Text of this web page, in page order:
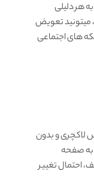
هر دلیلی
قوانین، میتونید تعویض
های اجتماعی
لاکچری و بدون
به صفحه
احتمال تغییر